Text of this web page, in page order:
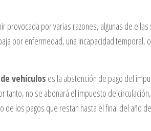
provocada por varias razones, algunas de
por enfermedad, una incapacidad temporal,
vehículos es la abstención de pago del
tanto, no se abonará el impuesto de
los pagos que restan hasta el final del año